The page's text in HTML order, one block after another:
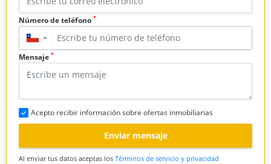
Número de teléfono *
▼
Mensaje *
Acepto recibir información sobre ofertas inmobiliarias
Enviar mensaje
Al enviar tus datos aceptas los Términos de servicio y privacidad